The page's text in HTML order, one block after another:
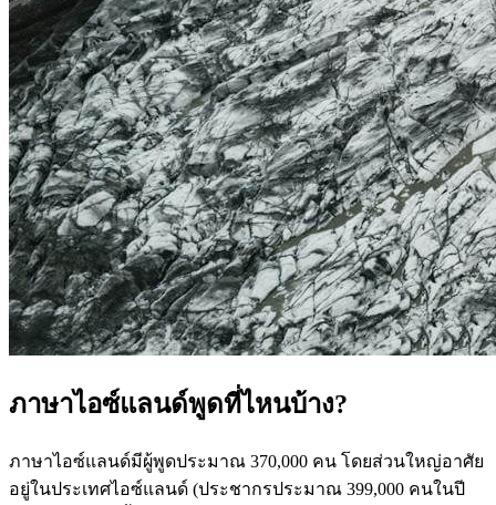
ภาษาไอซ์แลนด์พูดที่ไหนบ้าง?
ภาษาไอซ์แลนด์มีผู้พูดประมาณ 370,000 คน โดยส่วนใหญ่อาศัย
อยู่ในประเทศไอซ์แลนด์ (ประชากรประมาณ 399,000 คนในปี